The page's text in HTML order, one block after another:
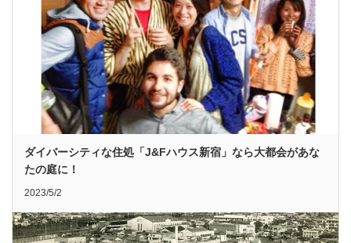
ダイバーシティな住処「J&Fハウス新宿」なら大都会があな
たの庭に！
2023/5/2